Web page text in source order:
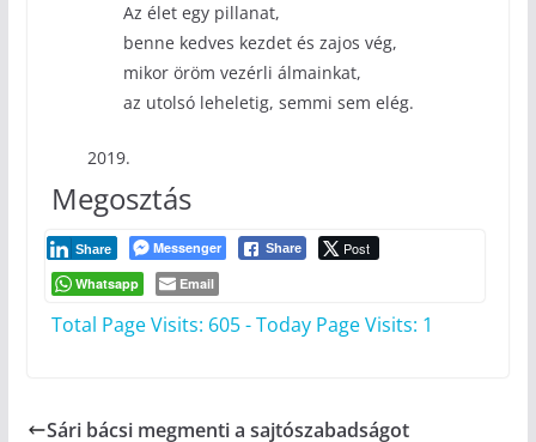
Az élet egy pillanat,
benne kedves kezdet és zajos vég,
mikor öröm vezérli álmainkat,
az utolsó leheletig, semmi sem elég.
2019.
Megosztás
Messenger Share Post
Share
Whatsapp Email
Total Page Visits: 605 - Today Page Visits: 1
Sári bácsi megmenti a sajtószabadságot